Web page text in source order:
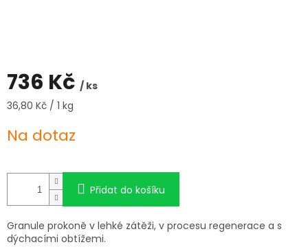
736 Kč / ks
Měrná
36,80 Kč / 1 kg
Na dotaz
Přidat do košíku
Granule prokoně v lehké zátěži, v procesu regenerace a s
dýchacími obtížemi.